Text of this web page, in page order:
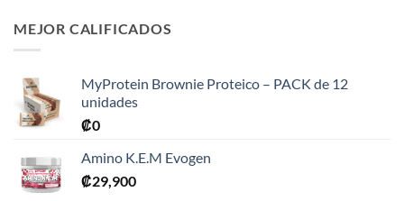
MEJOR CALIFICADOS
MyProtein Brownie Proteico – PACK de 12
unidades
₡0
Amino K.E.M Evogen
₡29,900